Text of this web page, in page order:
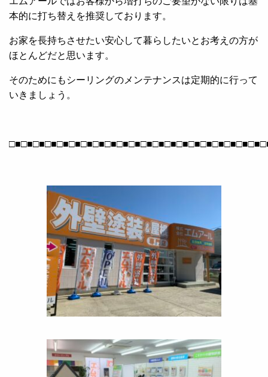
本的に打ち替えを推奨しております。
お家を長持ちさせたい安心して暮らしたいとお考えの方が
ほとんどだと思います。
そのためにもシーリングのメンテナンスは定期的に行って
いきましょう。